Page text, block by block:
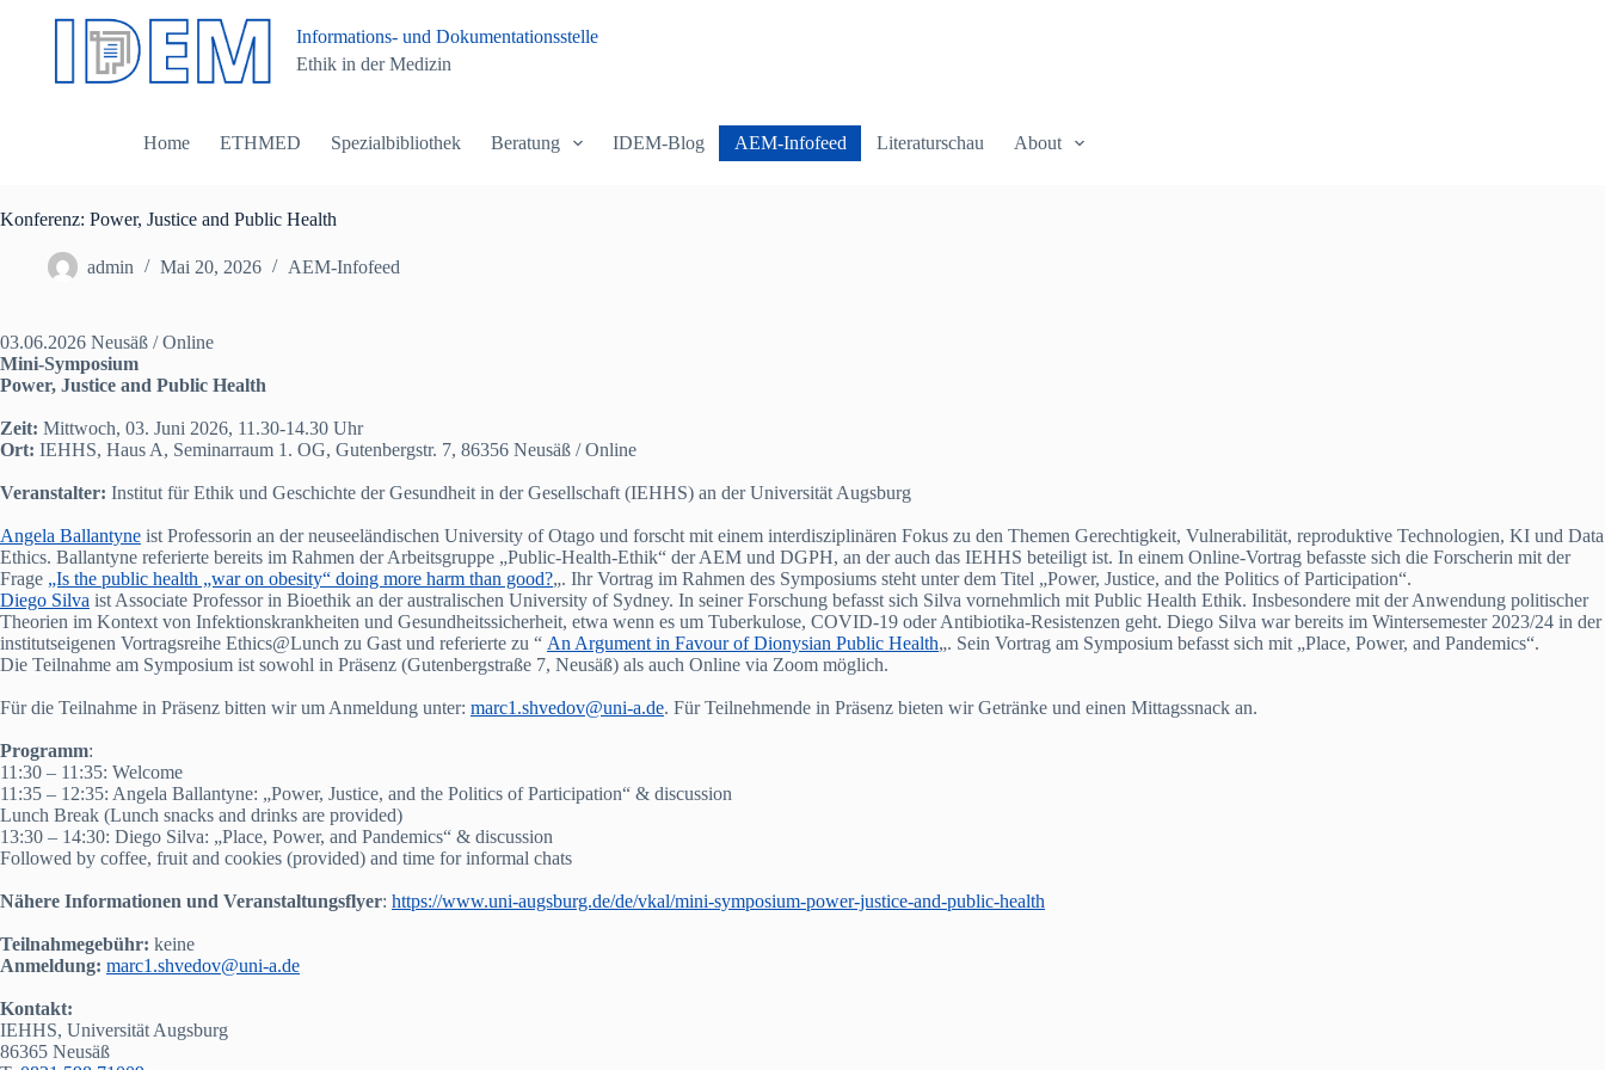
s
e
n
Informations- und Dokumentationsstelle
Ethik in der Medizin
Home ETHMED Spezialbibliothek Beratung IDEM-Blog AEM-Infofeed Literaturschau About
Konferenz: Power, Justice and Public Health
admin Mai 20, 2026 AEM-Infofeed
03.06.2026 Neusäß / Online
Mini-Symposium
Power, Justice and Public Health
Zeit: Mittwoch, 03. Juni 2026, 11.30-14.30 Uhr
Ort: IEHHS, Haus A, Seminarraum 1. OG, Gutenbergstr. 7, 86356 Neusäß / Online
Veranstalter: Institut für Ethik und Geschichte der Gesundheit in der Gesellschaft (IEHHS) an der Universität Augsburg
Angela Ballantyne ist Professorin an der neuseeländischen University of Otago und forscht mit einem interdisziplinären Fokus zu den Themen Gerechtigkeit, Vulnerabilität, reproduktive Technologien, KI und Data
Ethics. Ballantyne referierte bereits im Rahmen der Arbeitsgruppe „Public-Health-Ethik“ der AEM und DGPH, an der auch das IEHHS beteiligt ist. In einem Online-Vortrag befasste sich die Forscherin mit der
Frage „Is the public health „war on obesity“ doing more harm than good?„. Ihr Vortrag im Rahmen des Symposiums steht unter dem Titel „Power, Justice, and the Politics of Participation“.
Diego Silva ist Associate Professor in Bioethik an der australischen University of Sydney. In seiner Forschung befasst sich Silva vornehmlich mit Public Health Ethik. Insbesondere mit der Anwendung politischer
Theorien im Kontext von Infektionskrankheiten und Gesundheitssicherheit, etwa wenn es um Tuberkulose, COVID-19 oder Antibiotika-Resistenzen geht. Diego Silva war bereits im Wintersemester 2023/24 in der
institutseigenen Vortragsreihe Ethics@Lunch zu Gast und referierte zu “ An Argument in Favour of Dionysian Public Health„. Sein Vortrag am Symposium befasst sich mit „Place, Power, and Pandemics“.
Die Teilnahme am Symposium ist sowohl in Präsenz (Gutenbergstraße 7, Neusäß) als auch Online via Zoom möglich.
Für die Teilnahme in Präsenz bitten wir um Anmeldung unter: marc1.shvedov@uni-a.de. Für Teilnehmende in Präsenz bieten wir Getränke und einen Mittagssnack an.
Programm:
11:30 – 11:35: Welcome
11:35 – 12:35: Angela Ballantyne: „Power, Justice, and the Politics of Participation“ & discussion
Lunch Break (Lunch snacks and drinks are provided)
13:30 – 14:30: Diego Silva: „Place, Power, and Pandemics“ & discussion
Followed by coffee, fruit and cookies (provided) and time for informal chats
Nähere Informationen und Veranstaltungsflyer: https://www.uni-augsburg.de/de/vkal/mini-symposium-power-justice-and-public-health
Teilnahmegebühr: keine
Anmeldung: marc1.shvedov@uni-a.de
Kontakt:
IEHHS, Universität Augsburg
86365 Neusäß